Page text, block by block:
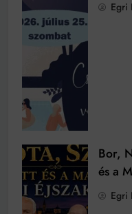
Egri
Bor,
és a
Egri